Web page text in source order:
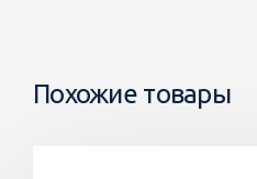
Похожие товары